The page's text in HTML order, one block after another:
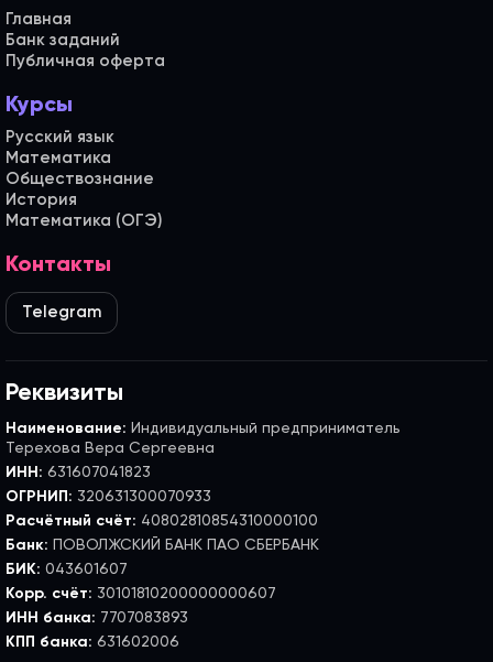
Главная
Банк заданий
Публичная оферта
Курсы
Русский язык
Математика
Обществознание
История
Математика (ОГЭ)
Контакты
Telegram
Реквизиты
Наименование: Индивидуальный предприниматель
Терехова Вера Сергеевна
ИНН: 631607041823
ОГРНИП: 320631300070933
Расчётный счёт: 40802810854310000100
Банк: ПОВОЛЖСКИЙ БАНК ПАО СБЕРБАНК
БИК: 043601607
Корр. счёт: 30101810200000000607
ИНН банка: 7707083893
КПП банка: 631602006